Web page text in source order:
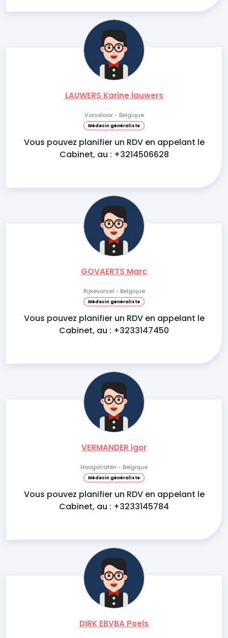
LAUWERS Karine lauwers
Vorselaar - Belgique
Médecin généraliste
Vous pouvez planifier un RDV en appelant le
Cabinet, au : +3214506628
GOVAERTS Marc
Rijkevorsel - Belgique
Médecin généraliste
Vous pouvez planifier un RDV en appelant le
Cabinet, au : +3233147450
VERMANDER igor
Hoogstraten - Belgique
Médecin généraliste
Vous pouvez planifier un RDV en appelant le
Cabinet, au : +3233145784
DIRK EBVBA Poels